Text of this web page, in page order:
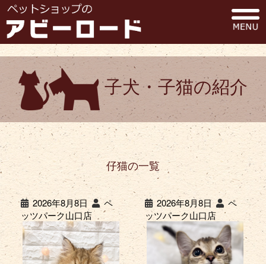
子犬・子猫の紹介
仔猫の一覧
2026年8月8日
ペ
ッツパーク山口店
2026年8月8日
ペ
ッツパーク山口店